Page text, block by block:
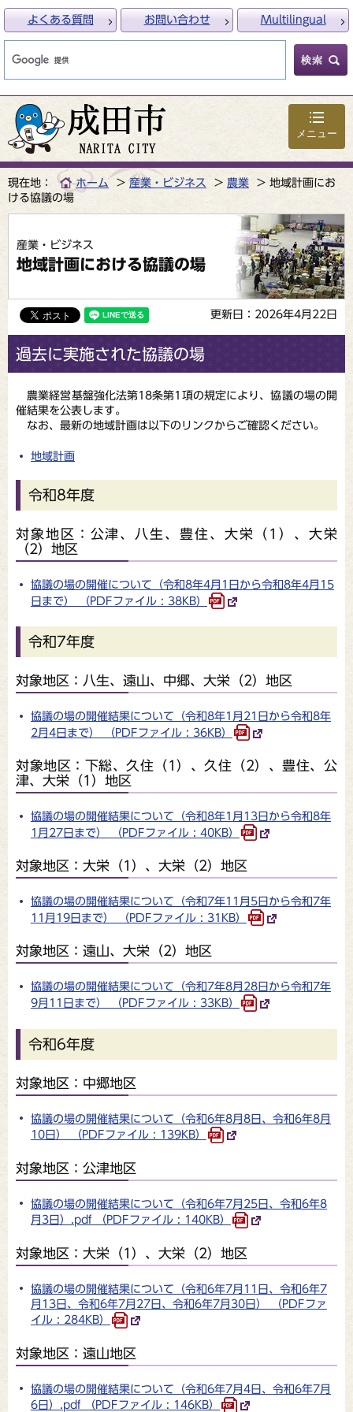
メニュー
よくある質問 お問い合わせ Multilingual
現在地： ホーム 産業・ビジネス 農業
地域計画にお
ける協議の場
産業・ビジネス
地域計画における協議の場
更新日：2026年4月22日
過去に実施された協議の場
農業経営基盤強化法第18条第1項の規定により、協議の場の開
催結果を公表します。
なお、最新の地域計画は以下のリンクからご確認ください。
地域計画
令和8年度
対象地区：公津、八生、豊住、大栄（1）、大栄
（2）地区
協議の場の開催について（令和8年4月1日から令和8年4月15
日まで） （PDFファイル : 38KB）
令和7年度
対象地区：八生、遠山、中郷、大栄（2）地区
協議の場の開催結果について（令和8年1月21日から令和8年
2月4日まで） （PDFファイル : 36KB）
対象地区：下総、久住（1）、久住（2）、豊住、公
津、大栄（1）地区
協議の場の開催結果について（令和8年1月13日から令和8年
1月27日まで） （PDFファイル : 40KB）
対象地区：大栄（1）、大栄（2）地区
協議の場の開催結果について（令和7年11月5日から令和7年
11月19日まで） （PDFファイル : 31KB）
対象地区：遠山、大栄（2）地区
協議の場の開催結果について（令和7年8月28日から令和7年
9月11日まで） （PDFファイル : 33KB）
令和6年度
対象地区：中郷地区
協議の場の開催結果について（令和6年8月8日、令和6年8月
10日） （PDFファイル : 139KB）
対象地区：公津地区
協議の場の開催結果について（令和6年7月25日、令和6年8
月3日）.pdf （PDFファイル : 140KB）
対象地区：大栄（1）、大栄（2）地区
協議の場の開催結果について（令和6年7月11日、令和6年7
月13日、令和6年7月27日、令和6年7月30日） （PDFファ
イル : 284KB）
対象地区：遠山地区
協議の場の開催結果について（令和6年7月4日、令和6年7月
6日）.pdf （PDFファイル : 146KB）